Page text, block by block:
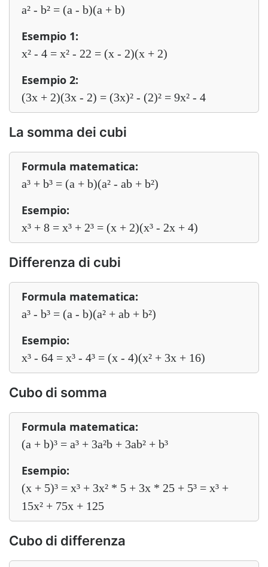
a² - b² = (a - b)(a + b)
Esempio 1:
x² - 4 = x² - 22 = (x - 2)(x + 2)
Esempio 2:
(3x + 2)(3x - 2) = (3x)² - (2)² = 9x² - 4
La somma dei cubi
Formula matematica:
a³ + b³ = (a + b)(a² - ab + b²)
Esempio:
x³ + 8 = x³ + 2³ = (x + 2)(x³ - 2x + 4)
Differenza di cubi
Formula matematica:
a³ - b³ = (a - b)(a² + ab + b²)
Esempio:
x³ - 64 = x³ - 4³ = (x - 4)(x² + 3x + 16)
Cubo di somma
Formula matematica:
(a + b)³ = a³ + 3a²b + 3ab² + b³
Esempio:
(x + 5)³ = x³ + 3x² * 5 + 3x * 25 + 5³ = x³ +
15x² + 75x + 125
Cubo di differenza